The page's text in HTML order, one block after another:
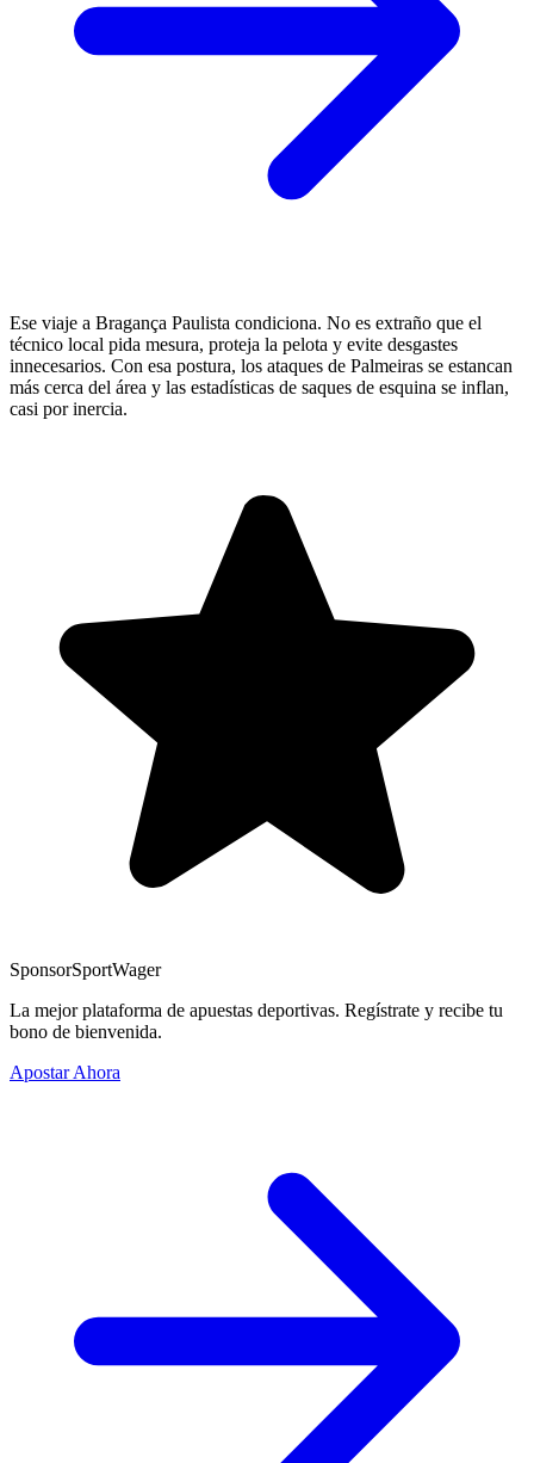
Ese viaje a Bragança Paulista condiciona. No es extraño que el
técnico local pida mesura, proteja la pelota y evite desgastes
innecesarios. Con esa postura, los ataques de Palmeiras se estancan
más cerca del área y las estadísticas de saques de esquina se inflan,
casi por inercia.
SponsorSportWager
La mejor plataforma de apuestas deportivas. Regístrate y recibe tu
bono de bienvenida.
Apostar Ahora